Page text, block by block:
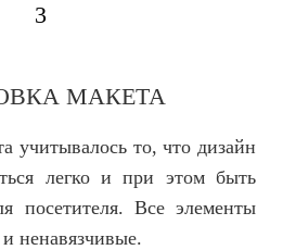
3
МАКЕТА
учитывалось то, что дизайн
легко и при этом быть
посетителя. Все элементы
ненавязчивые.